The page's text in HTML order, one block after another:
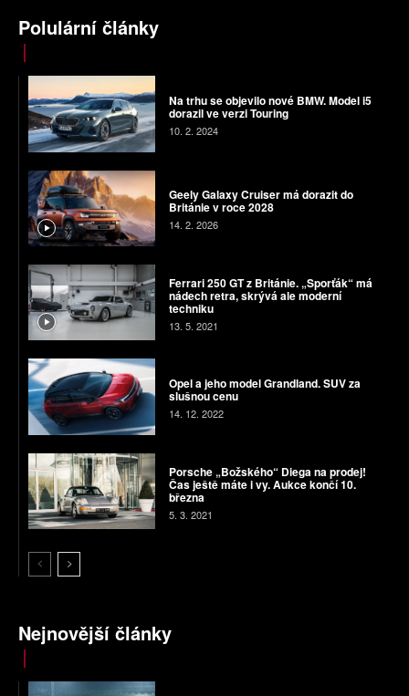
Polulární články
Na trhu se objevilo nové BMW. Model i5
dorazil ve verzi Touring
10. 2. 2024
Geely Galaxy Cruiser má dorazit do
Británie v roce 2028
14. 2. 2026
Ferrari 250 GT z Británie. „Sporťák“ má
nádech retra, skrývá ale moderní
techniku
13. 5. 2021
Opel a jeho model Grandland. SUV za
slušnou cenu
14. 12. 2022
Porsche „Božského“ Diega na prodej!
Čas ještě máte i vy. Aukce končí 10.
března
5. 3. 2021
Nejnovější články